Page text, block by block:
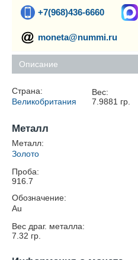
+7(968)436-6660
moneta@nummi.ru
Описание
Страна:
Великобритания
Вес:
7.9881 гр.
Металл
Металл:
Золото
Проба:
916.7
Обозначение:
Au
Вес драг. металла:
7.32 гр.